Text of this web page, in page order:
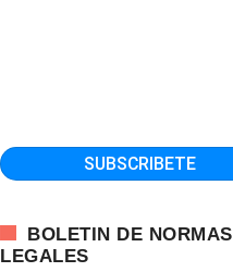
BOLETIN DE NORMAS
LEGALES